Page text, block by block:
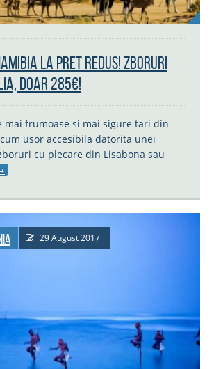
la pret redus! Zboruri
doar 285€!
mai frumoase si mai sigure tari din
usor accesibila datorita unei
cu plecare din Lisabona sau
29 August 2017